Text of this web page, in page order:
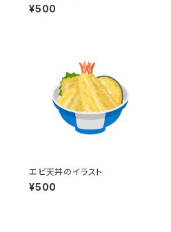
¥500
エビ天丼のイラスト
¥500